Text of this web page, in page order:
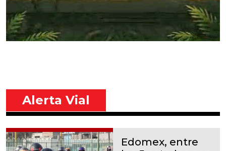
Alerta Vial
Edomex, entre